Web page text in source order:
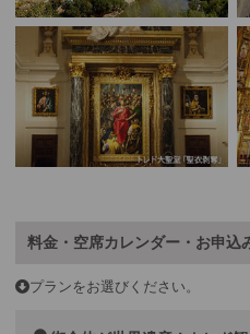
料金・空席カレンダー・お申込
プランをお選びください。